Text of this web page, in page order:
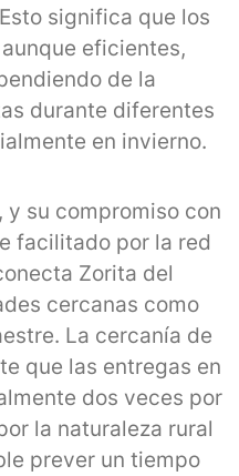
significa que los
eficientes,
de la
durante diferentes
en invierno.
y su compromiso con
facilitado por la red
Zorita del
cercanas como
La cercanía de
que las entregas en
dos veces por
la naturaleza rural
prever un tiempo